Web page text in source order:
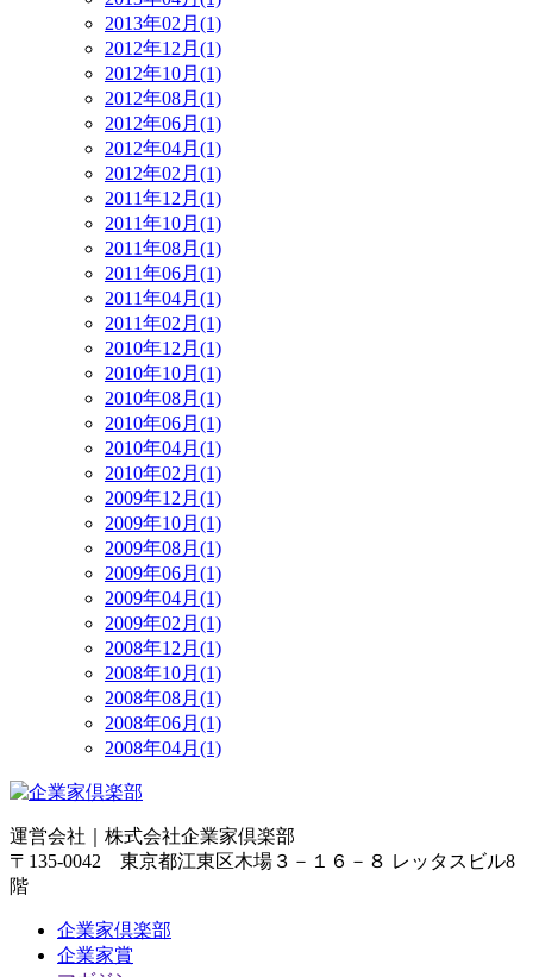
2013年02月(1)
2012年12月(1)
2012年10月(1)
2012年08月(1)
2012年06月(1)
2012年04月(1)
2012年02月(1)
2011年12月(1)
2011年10月(1)
2011年08月(1)
2011年06月(1)
2011年04月(1)
2011年02月(1)
2010年12月(1)
2010年10月(1)
2010年08月(1)
2010年06月(1)
2010年04月(1)
2010年02月(1)
2009年12月(1)
2009年10月(1)
2009年08月(1)
2009年06月(1)
2009年04月(1)
2009年02月(1)
2008年12月(1)
2008年10月(1)
2008年08月(1)
2008年06月(1)
2008年04月(1)
運営会社｜ 株式会社企業家倶楽部
〒135-0042 東京都江東区木場３－１６－８ レッタスビル8
階
企業家倶楽部
企業家賞